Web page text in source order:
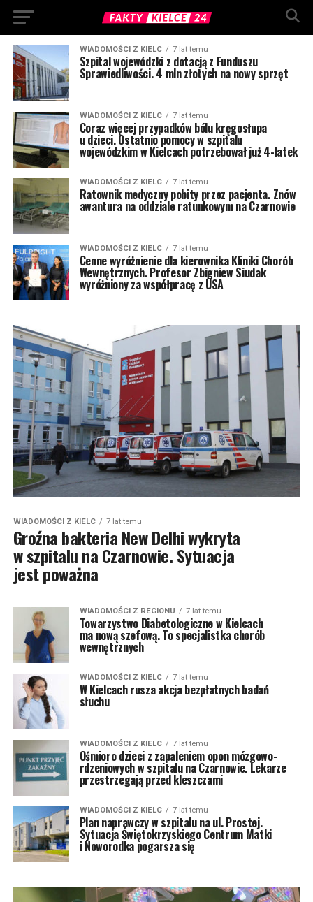
WIADOMOŚCI Z KIELC 7 lat temu
Szpital wojewódzki z dotacją z Funduszu
Sprawiedliwości. 4 mln złotych na nowy sprzęt
WIADOMOŚCI Z KIELC 7 lat temu
Coraz więcej przypadków bólu kręgosłupa
u dzieci. Ostatnio pomocy w szpitalu
wojewódzkim w Kielcach potrzebował już 4-latek
WIADOMOŚCI Z KIELC 7 lat temu
Ratownik medyczny pobity przez pacjenta. Znów
awantura na oddziale ratunkowym na Czarnowie
WIADOMOŚCI Z KIELC 7 lat temu
Cenne wyróżnienie dla kierownika Kliniki Chorób
Wewnętrznych. Profesor Zbigniew Siudak
wyróżniony za współpracę z USA
WIADOMOŚCI Z KIELC 7 lat temu
Groźna bakteria New Delhi wykryta
w szpitalu na Czarnowie. Sytuacja
jest poważna
WIADOMOŚCI Z REGIONU 7 lat temu
Towarzystwo Diabetologiczne w Kielcach
ma nową szefową. To specjalistka chorób
wewnętrznych
WIADOMOŚCI Z KIELC 7 lat temu
W Kielcach rusza akcja bezpłatnych badań
słuchu
WIADOMOŚCI Z KIELC 7 lat temu
Ośmioro dzieci z zapaleniem opon mózgowo-
rdzeniowych w szpitalu na Czarnowie. Lekarze
przestrzegają przed kleszczami
WIADOMOŚCI Z KIELC 7 lat temu
Plan naprawczy w szpitalu na ul. Prostej.
Sytuacja Świętokrzyskiego Centrum Matki
i Noworodka pogarsza się